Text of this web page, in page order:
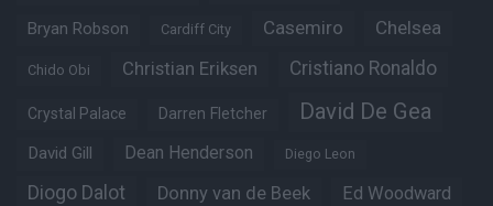
Bryan Robson Cardiff City Casemiro Chelsea
Chido Obi Christian Eriksen Cristiano Ronaldo
Crystal Palace Darren Fletcher David De Gea
David Gill Dean Henderson Diego Leon
Diogo Dalot Donny van de Beek Ed Woodward